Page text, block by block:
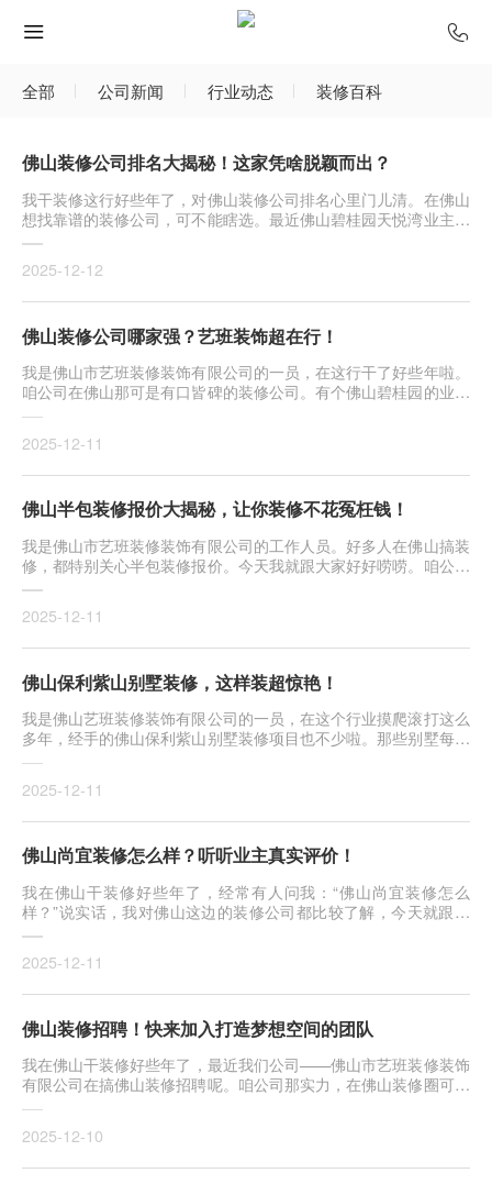
全部 公司新闻 行业动态 装修百科
佛山装修公司排名大揭秘！这家凭啥脱颖而出？
我干装修这行好些年了，对佛山装修公司排名心里门儿清。在佛山
想找靠谱的装修公司，可不能瞎选。最近佛山碧桂园天悦湾业主李
先生···
2025-12-12
佛山装修公司哪家强？艺班装饰超在行！
我是佛山市艺班装修装饰有限公司的一员，在这行干了好些年啦。
咱公司在佛山那可是有口皆碑的装修公司。有个佛山碧桂园的业主
李先···
2025-12-11
佛山半包装修报价大揭秘，让你装修不花冤枉钱！
我是佛山市艺班装修装饰有限公司的工作人员。好多人在佛山搞装
修，都特别关心半包装修报价。今天我就跟大家好好唠唠。咱公司
在佛···
2025-12-11
佛山保利紫山别墅装修，这样装超惊艳！
我是佛山艺班装修装饰有限公司的一员，在这个行业摸爬滚打这么
多年，经手的佛山保利紫山别墅装修项目也不少啦。那些别墅每一
栋都···
2025-12-11
佛山尚宜装修怎么样？听听业主真实评价！
我在佛山干装修好些年了，经常有人问我：“佛山尚宜装修怎么
样？”说实话，我对佛山这边的装修公司都比较了解，今天就跟大
家好好···
2025-12-11
佛山装修招聘！快来加入打造梦想空间的团队
我在佛山干装修好些年了，最近我们公司——佛山市艺班装修装饰
有限公司在搞佛山装修招聘呢。咱公司那实力，在佛山装修圈可是
响当···
2025-12-10